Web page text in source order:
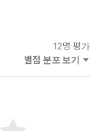
12명 평가
별점 분포 보기